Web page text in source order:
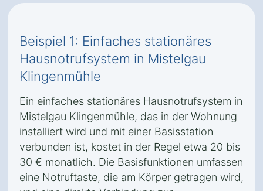
Beispiel 1: Einfaches stationäres
Hausnotrufsystem in Mistelgau
Klingenmühle
Ein einfaches stationäres Hausnotrufsystem in
Mistelgau Klingenmühle, das in der Wohnung
installiert wird und mit einer Basisstation
verbunden ist, kostet in der Regel etwa 20 bis
30 € monatlich. Die Basisfunktionen umfassen
eine Notruftaste, die am Körper getragen wird,